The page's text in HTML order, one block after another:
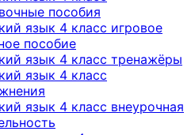
пособия
язык 4 класс игровое
пособие
язык 4 класс тренажёры
язык 4 класс
язык 4 класс внеурочная